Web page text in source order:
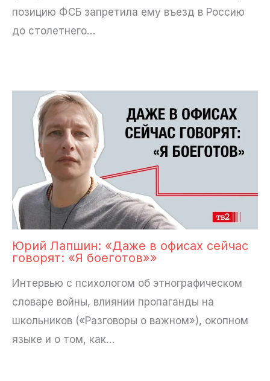
позицию ФСБ запретила ему въезд в Россию
до столетнего…
Юрий Лапшин: «Даже в офисах сейчас
говорят: «Я боеготов»»
Интервью с психологом об этнографическом
словаре войны, влиянии пропаганды на
школьников («Разговоры о важном»), окопном
языке и о том, как…